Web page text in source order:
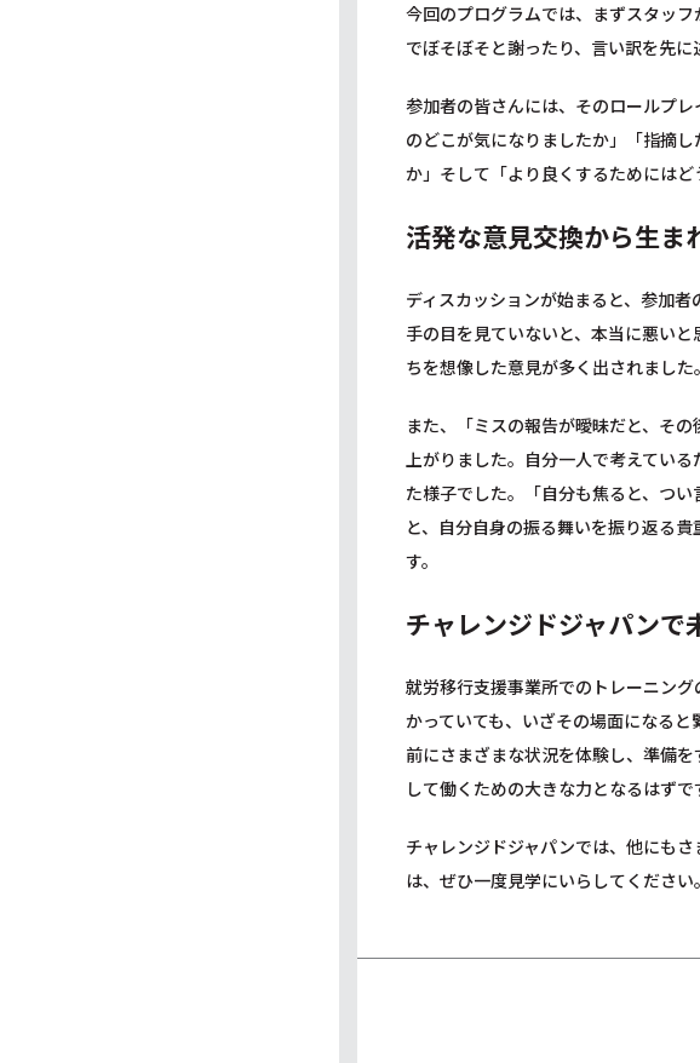
今回のプログラムでは、まずスタッ
でぼそぼそと謝ったり、言い訳を先
参加者の皆さんには、そのロールプ
のどこが気になりましたか」「指摘
か」そして「より良くするためには
活発な意見交換から生ま
ディスカッションが始まると、参加
手の目を見ていないと、本当に悪い
ちを想像した意見が多く出されました。
また、「ミスの報告が曖昧だと、そ
上がりました。自分一人で考えてい
た様子でした。「自分も焦ると、つ
と、自分自身の振る舞いを振り返る
す。
チャレンジドジャパンで
就労移行支援事業所でのトレーニン
かっていても、いざその場面になる
前にさまざまな状況を体験し、準備
して働くための大きな力となるはずで
チャレンジドジャパンでは、他にも
は、ぜひ一度見学にいらしてください。